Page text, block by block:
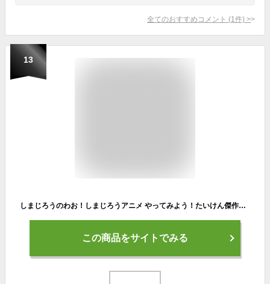
全てのおすすめコメント (1 件) >
13
しまじろうのわお！しまじろうアニメ やってみよう！たいけん傑作選 DVD 送料無料 しまじろう 体験 ベスト ダンス 歌 幼児 知育 子供 0歳 1歳 1歳半 2歳 3歳 4歳 5歳 6歳 子ども 幼稚園 保育園 ランキング おすすめ 人気 ベネッセ 誕生日 プレゼント ギフト プレゼント
この商品をサイトでみる